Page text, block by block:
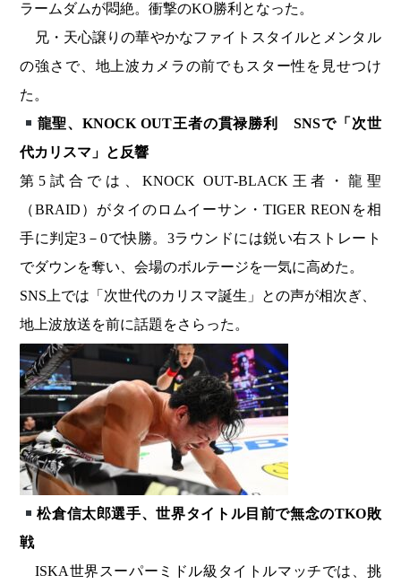
ラームダムが悶絶。衝撃のKO勝利となった。
兄・天心譲りの華やかなファイトスタイルとメンタル
の強さで、地上波カメラの前でもスター性を見せつけ
た。
龍聖、KNOCK OUT王者の貫禄勝利 SNSで「次世
代カリスマ」と反響
第5試合では、KNOCK OUT‐BLACK王者・龍聖
（BRAID）がタイのロムイーサン・TIGER REONを相
手に判定3－0で快勝。3ラウンドには鋭い右ストレート
でダウンを奪い、会場のボルテージを一気に高めた。
SNS上では「次世代のカリスマ誕生」との声が相次ぎ、
地上波放送を前に話題をさらった。
松倉信太郎選手、世界タイトル目前で無念のTKO敗
戦
ISKA世界スーパーミドル級タイトルマッチでは、挑